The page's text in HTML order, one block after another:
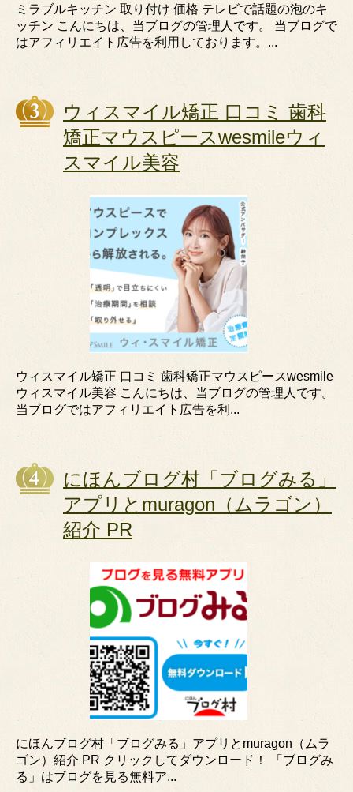
ミラブルキッチン 取り付け 価格 テレビで話題の泡のキ
ッチン こんにちは、当ブログの管理人です。 当ブログで
はアフィリエイト広告を利用しております。...
ウィスマイル矯正 口コミ 歯科
矯正マウスピースwesmileウィ
スマイル美容
ウィスマイル矯正 口コミ 歯科矯正マウスピースwesmile
ウィスマイル美容 こんにちは、当ブログの管理人です。
当ブログではアフィリエイト広告を利...
にほんブログ村「ブログみる」
アプリとmuragon（ムラゴン）
紹介 PR
にほんブログ村「ブログみる」アプリとmuragon（ムラ
ゴン）紹介 PR クリックしてダウンロード！ 「ブログみ
る」はブログを見る無料ア...